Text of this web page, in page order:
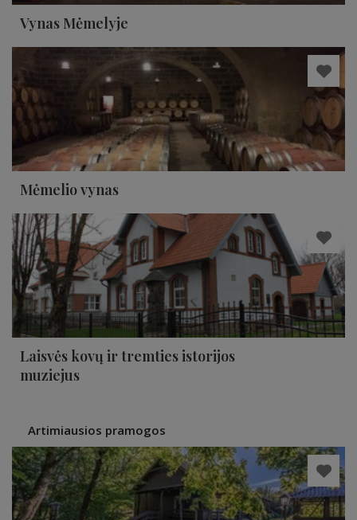
Vynas Mėmelyje
Mėmelio vynas
Laisvės kovų ir tremties istorijos
muziejus
Artimiausios pramogos